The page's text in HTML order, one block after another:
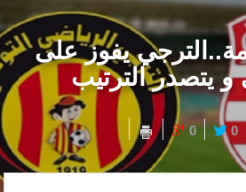
يفوز على
و يتصدر الترتيب
0
0